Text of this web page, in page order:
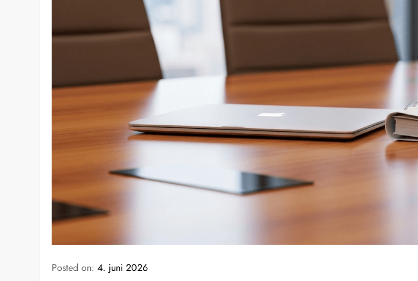
Posted on:4. juni 2026